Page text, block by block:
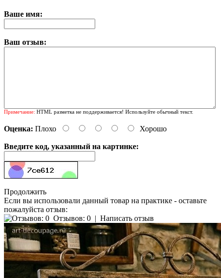
Ваше имя:
Ваш отзыв:
Примечание: HTML разметка не поддерживается! Используйте обычный текст.
Оценка: Плохо Хорошо
Введите код, указанный на картинке:
Продолжить
Если вы использовали данный товар на практике - оставьте
пожалуйста отзыв:
Отзывов: 0 | Написать отзыв